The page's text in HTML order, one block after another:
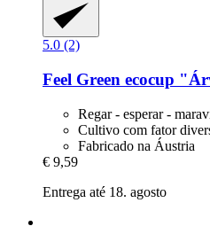
5.0 (2)
Feel Green ecocup
Regar - esperar -
Cultivo com fator
Fabricado na Áustria
€ 9,59
Entrega até 18. agosto